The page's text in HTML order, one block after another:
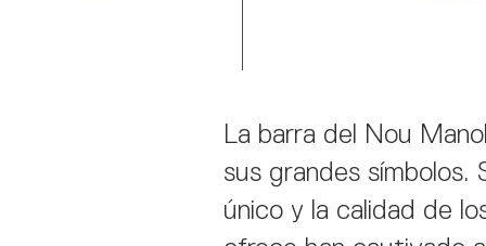
La barra del Nou
sus grandes símbolos.
único y la calidad de